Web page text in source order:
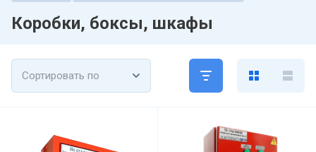
Коробки, боксы, шкафы
Сортировать по